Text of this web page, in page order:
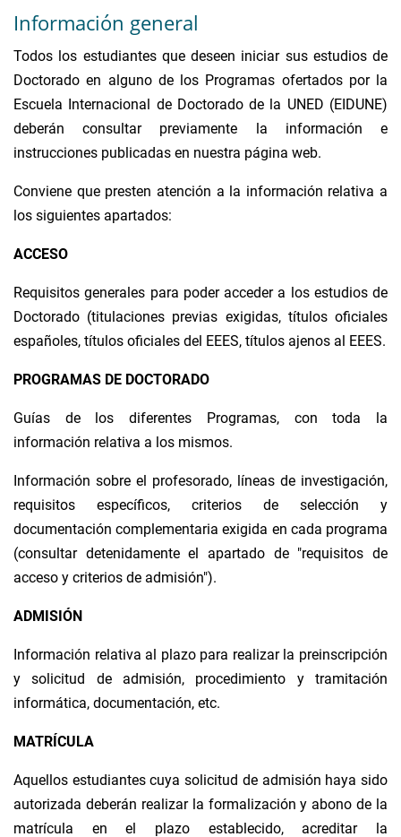
Información general
Todos los estudiantes que deseen iniciar sus estudios de
Doctorado en alguno de los Programas ofertados por la
Escuela Internacional de Doctorado de la UNED (EIDUNE)
deberán consultar previamente la información e
instrucciones publicadas en nuestra página web.
Conviene que presten atención a la información relativa a
los siguientes apartados:
ACCESO
Requisitos generales para poder acceder a los estudios de
Doctorado (titulaciones previas exigidas, títulos oficiales
españoles, títulos oficiales del EEES, títulos ajenos al EEES.
PROGRAMAS DE DOCTORADO
Guías de los diferentes Programas, con toda la
información relativa a los mismos.
Información sobre el profesorado, líneas de investigación,
requisitos específicos, criterios de selección y
documentación complementaria exigida en cada programa
(consultar detenidamente el apartado de "requisitos de
acceso y criterios de admisión").
ADMISIÓN
Información relativa al plazo para realizar la preinscripción
y solicitud de admisión, procedimiento y tramitación
informática, documentación, etc.
MATRÍCULA
Aquellos estudiantes cuya solicitud de admisión haya sido
autorizada deberán realizar la formalización y abono de la
matrícula en el plazo establecido, acreditar la